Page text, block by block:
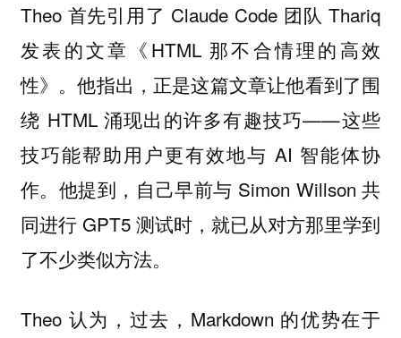
Theo 首先引用了 Claude Code 团队 Thariq
发表的文章《HTML 那不合情理的高效
性》。他指出，正是这篇文章让他看到了围
绕 HTML 涌现出的许多有趣技巧——这些
技巧能帮助用户更有效地与 AI 智能体协
作。他提到，自己早前与 Simon Willson 共
同进行 GPT5 测试时，就已从对方那里学到
了不少类似方法。
Theo 认为，过去，Markdown 的优势在于